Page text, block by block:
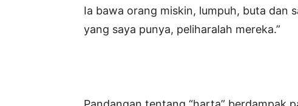
Ia bawa orang miskin, lumpuh, buta dan
yang saya punya, peliharalah mereka.”